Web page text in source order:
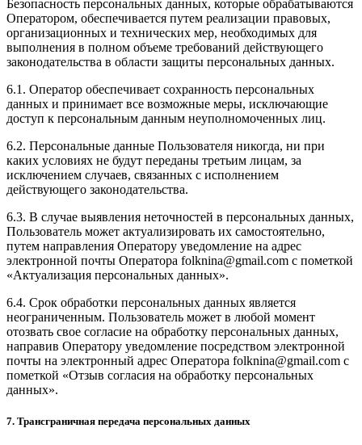
Безопасность персональных данных, которые обрабатываются
Оператором, обеспечивается путем реализации правовых,
организационных и технических мер, необходимых для
выполнения в полном объеме требований действующего
законодательства в области защиты персональных данных.
6.1. Оператор обеспечивает сохранность персональных
данных и принимает все возможные меры, исключающие
доступ к персональным данным неуполномоченных лиц.
6.2. Персональные данные Пользователя никогда, ни при
каких условиях не будут переданы третьим лицам, за
исключением случаев, связанных с исполнением
действующего законодательства.
6.3. В случае выявления неточностей в персональных данных,
Пользователь может актуализировать их самостоятельно,
путем направления Оператору уведомление на адрес
электронной почты Оператора folknina@gmail.com с пометкой
«Актуализация персональных данных».
6.4. Срок обработки персональных данных является
неограниченным. Пользователь может в любой момент
отозвать свое согласие на обработку персональных данных,
направив Оператору уведомление посредством электронной
почты на электронный адрес Оператора folknina@gmail.com с
пометкой «Отзыв согласия на обработку персональных
данных».
7. Трансграничная передача персональных данных